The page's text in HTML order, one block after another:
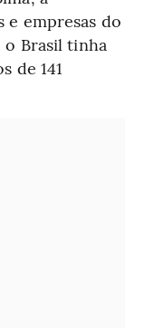
e empresas do
o Brasil tinha
de 141